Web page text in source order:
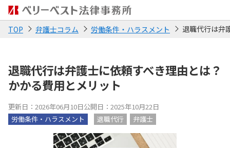
TOP 弁護士コラム 労働条件・ハラスメント 退職代行は弁
退職代行は弁護士に依頼すべき理由とは？
かかる費用とメリット
更新日：2026年06月10日公開日：2025年10月22日
労働条件・ハラスメント
退職代行 弁護士